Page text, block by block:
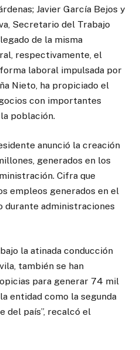
Javier García Bejos y
Secretario del Trabajo
de la misma
respectivamente, el
laboral impulsada por
Nieto, ha propiciado el
con importantes
población.
anunció la creación
generados en los
Cifra que
empleos generados en el
durante administraciones
la atinada conducción
también se han
para generar 74 mil
entidad como la segunda
del país”, recalcó el